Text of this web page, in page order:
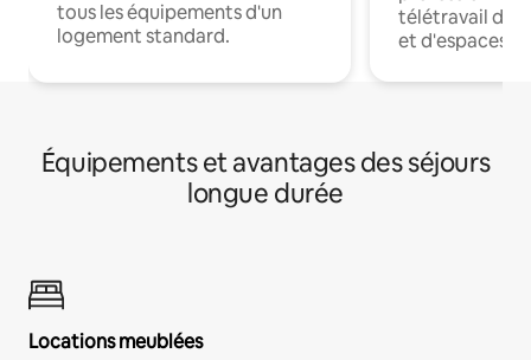
tous les équipements d'un
logement standard.
télétravail
et d'espaces
Équipements et avantages des séjours
longue durée
Locations meublées